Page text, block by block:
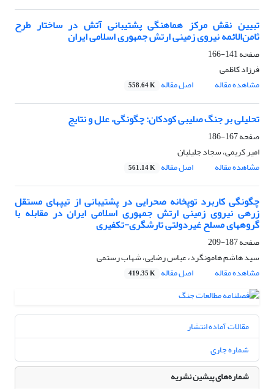
تبیین نقش مرکز هماهنگی پشتیبانی آتش در ساختار طرح
ثامن‌الائمه نیروی زمینی ارتش جمهوری اسلامی ایران
صفحه141-166
فرزاد کاظمی
مشاهده مقاله
اصل مقاله 558.64 K
تحلیلی بر جنگ صلیبی کودکان: چگونگی، علل و نتایج
صفحه167-186
امیر کریمی، سجاد جلیلیان
مشاهده مقاله
اصل مقاله 561.14 K
چگونگی کاربرد توپخانه صحرایی در پشتیبانی از تیپهای مستقل
زرهی نیروی زمینی ارتش جمهوری اسلامی ایران در مقابله با
گروههای مسلح غیردولتی تارشگری-تکفیری
صفحه187-209
سید هاشم هامونگرد، عباس رضایی، شهاب رستمی
مشاهده مقاله
اصل مقاله 419.35 K
مقالات آماده انتشار
شماره جاری
شماره‌های پیشین نشریه